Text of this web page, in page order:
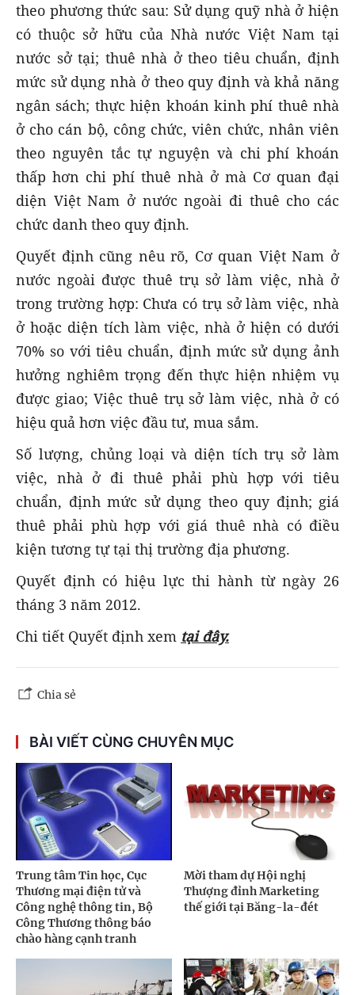
theo phương thức sau: Sử dụng quỹ nhà ở hiện
có thuộc sở hữu của Nhà nước Việt Nam tại
nước sở tại; thuê nhà ở theo tiêu chuẩn, định
mức sử dụng nhà ở theo quy định và khả năng
ngân sách; thực hiện khoán kinh phí thuê nhà
ở cho cán bộ, công chức, viên chức, nhân viên
theo nguyên tắc tự nguyện và chi phí khoán
thấp hơn chi phí thuê nhà ở mà Cơ quan đại
diện Việt Nam ở nước ngoài đi thuê cho các
chức danh theo quy định.
Quyết định cũng nêu rõ, Cơ quan Việt Nam ở
nước ngoài được thuê trụ sở làm việc, nhà ở
trong trường hợp: Chưa có trụ sở làm việc, nhà
ở hoặc diện tích làm việc, nhà ở hiện có dưới
70% so với tiêu chuẩn, định mức sử dụng ảnh
hưởng nghiêm trọng đến thực hiện nhiệm vụ
được giao; Việc thuê trụ sở làm việc, nhà ở có
hiệu quả hơn việc đầu tư, mua sắm.
Số lượng, chủng loại và diện tích trụ sở làm
việc, nhà ở đi thuê phải phù hợp với tiêu
chuẩn, định mức sử dụng theo quy định; giá
thuê phải phù hợp với giá thuê nhà có điều
kiện tương tự tại thị trường địa phương.
Quyết định có hiệu lực thi hành từ ngày 26
tháng 3 năm 2012.
Chi tiết Quyết định xem tại đây.
Chia sẻ
BÀI VIẾT CÙNG CHUYÊN MỤC
Trung tâm Tin học, Cục
Thương mại điện tử và
Công nghệ thông tin, Bộ
Công Thương thông báo
chào hàng cạnh tranh
Mời tham dự Hội nghị
Thượng đỉnh Marketing
thế giới tại Băng-la-đét